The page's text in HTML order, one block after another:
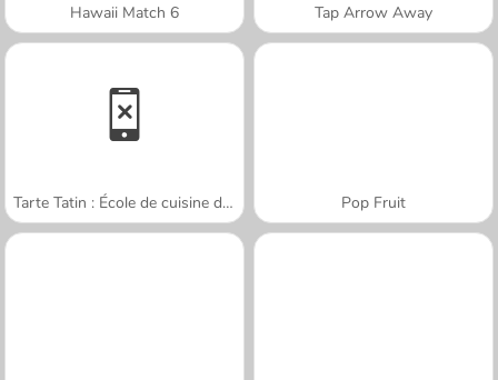
Hawaii Match 6 Tap Arrow Away
Tarte Tatin : École de cuisine de Sara Pop Fruit